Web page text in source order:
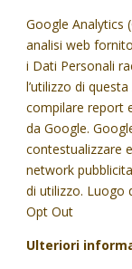
Google Analytics
analisi web
i Dati Personali
l’utilizzo di
compilare report
da Google.
contestualizzare
network
di utilizzo. Luogo
Opt Out
Ulteriori